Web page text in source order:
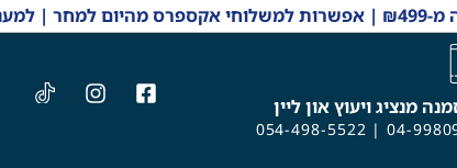
9980997
מנציג ויעוץ און ליין
04-
|
054-498-5522